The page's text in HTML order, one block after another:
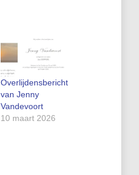
Overlijdensbericht
van Jenny
Vandevoort
10 maart 2026